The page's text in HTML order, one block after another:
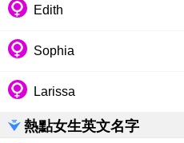
Edith
Sophia
Larissa
熱點女生英文名字